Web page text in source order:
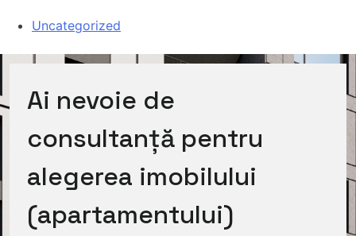
Uncategorized
Ai nevoie de
consultanță pentru
alegerea imobilului
(apartamentului)